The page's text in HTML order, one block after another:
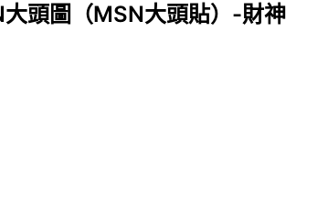
頭圖（MSN大頭貼）-財神